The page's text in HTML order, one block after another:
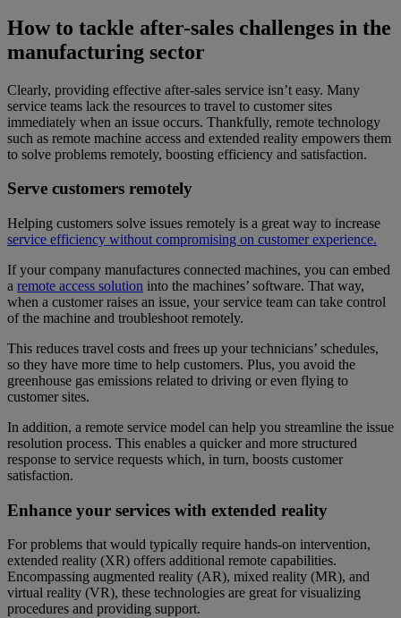
How to tackle after-sales challenges in the
manufacturing sector
Clearly, providing effective after-sales service isn’t easy. Many
service teams lack the resources to travel to customer sites
immediately when an issue occurs. Thankfully, remote technology
such as remote machine access and extended reality empowers them
to solve problems remotely, boosting efficiency and satisfaction.
Serve customers remotely
Helping customers solve issues remotely is a great way to increase
service efficiency without compromising on customer experience.
If your company manufactures connected machines, you can embed
a remote access solution into the machines’ software. That way,
when a customer raises an issue, your service team can take control
of the machine and troubleshoot remotely.
This reduces travel costs and frees up your technicians’ schedules,
so they have more time to help customers. Plus, you avoid the
greenhouse gas emissions related to driving or even flying to
customer sites.
In addition, a remote service model can help you streamline the issue
resolution process. This enables a quicker and more structured
response to service requests which, in turn, boosts customer
satisfaction.
Enhance your services with extended reality
For problems that would typically require hands-on intervention,
extended reality (XR) offers additional remote capabilities.
Encompassing augmented reality (AR), mixed reality (MR), and
virtual reality (VR), these technologies are great for visualizing
procedures and providing support.